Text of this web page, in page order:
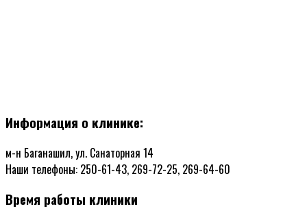
Информация о клинике:
м-н Баганашил, ул. Санаторная 14
Наши телефоны: 250-61-43, 269-72-25, 269-64-60
Время работы клиники